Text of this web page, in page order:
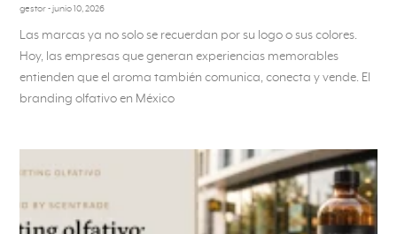
gestor junio 10, 2026
Las marcas ya no solo se recuerdan por su logo o sus colores.
Hoy, las empresas que generan experiencias memorables
entienden que el aroma también comunica, conecta y vende. El
branding olfativo en México